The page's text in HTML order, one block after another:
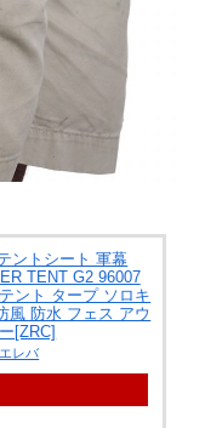
ントシート 軍幕
TENT G2 96007
ント タープ ソロキ
風 防水 フェス アウ
[ZRC]
レバ